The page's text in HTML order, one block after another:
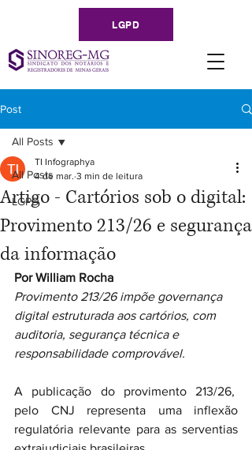
LGPD
Post
All Posts
LGPD
All Posts
Artigo - Cartórios sob o digital:
Provimento 213/26 e segurança
da informação
TI Infographya
4 de mar. 3 min de leitura
Por William Rocha
Provimento 213/26 impõe governança
digital estruturada aos cartórios, com
auditoria, segurança técnica e
responsabilidade comprovável.
A publicação do provimento 213/26,
pelo CNJ representa uma inflexão
regulatória relevante para as serventias